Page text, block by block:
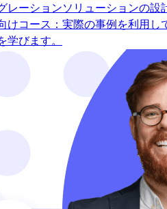
ーションソリューションの設
けコース：実際の事例を利用し
びます。